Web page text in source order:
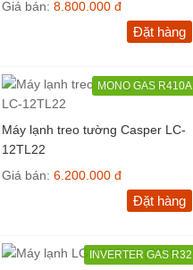
Giá bán: 8.800.000 đ
Đặt hàng
MONO GAS R410A
Máy lạnh treo tường Casper LC-
12TL22
Giá bán: 6.200.000 đ
Đặt hàng
INVERTER GAS R32